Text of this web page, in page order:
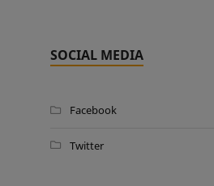
SOCIAL MEDIA
Facebook
Twitter